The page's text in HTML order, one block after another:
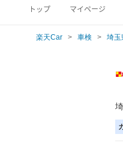
トップ マイページ
楽天Car 車検 埼玉